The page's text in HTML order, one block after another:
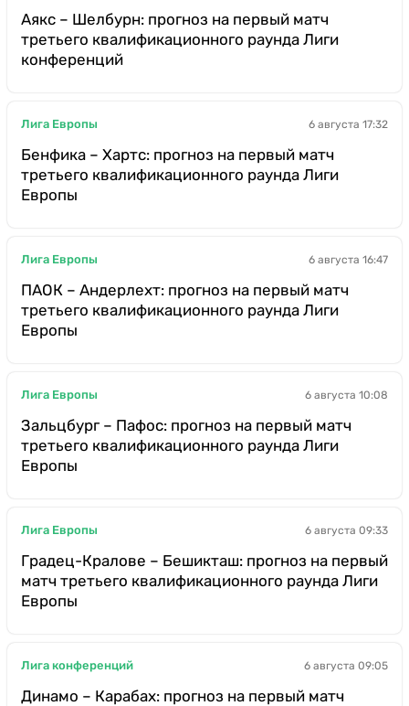
Аякс – Шелбурн: прогноз на первый матч
третьего квалификационного раунда Лиги
конференций
Лига Европы 6 августа 17:32
Бенфика – Хартс: прогноз на первый матч
третьего квалификационного раунда Лиги
Европы
Лига Европы 6 августа 16:47
ПАОК – Андерлехт: прогноз на первый матч
третьего квалификационного раунда Лиги
Европы
Лига Европы 6 августа 10:08
Зальцбург – Пафос: прогноз на первый матч
третьего квалификационного раунда Лиги
Европы
Лига Европы 6 августа 09:33
Градец-Кралове – Бешикташ: прогноз на первый
матч третьего квалификационного раунда Лиги
Европы
Лига конференций 6 августа 09:05
Динамо – Карабах: прогноз на первый матч